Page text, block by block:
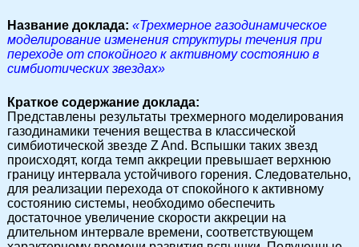
Название доклада: «Трехмерное газодинамическое
моделирование изменения структуры течения при
переходе от спокойного к активному состоянию в
симбиотических звездах»
Краткое содержание доклада:
Представлены результаты трехмерного моделирования
газодинамики течения вещества в классической
симбиотической звезде Z And. Вспышки таких звезд
происходят, когда темп аккреции превышает верхнюю
границу интервала устойчивого горения. Следовательно,
для реализации перехода от спокойного к активному
состоянию системы, необходимо обеспечить
достаточное увеличение скорости аккреции на
длительном интервале времени, соответствующем